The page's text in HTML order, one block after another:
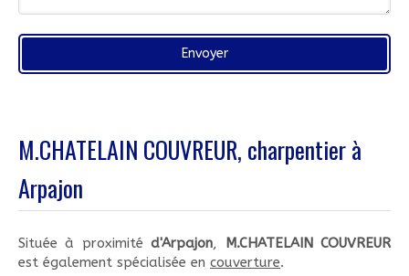
Envoyer
M.CHATELAIN COUVREUR, charpentier à
Arpajon
Située à proximité d'Arpajon,
M.CHATELAIN COUVREUR
est également spécialisée en couverture.